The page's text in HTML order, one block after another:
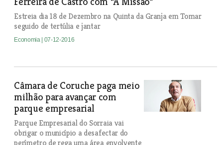
Estreia dia 18 de Dezembro na Quinta da Granja em Tomar
seguido de tertúlia e jantar
Economia | 07-12-2016
Câmara de Coruche paga meio
milhão para avançar com
parque empresarial
Parque Empresarial do Sorraia vai
obrigar o município a desafectar do
perímetro de rega uma área envolvente